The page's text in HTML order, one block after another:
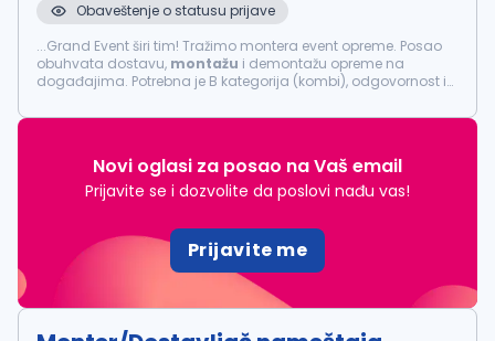
Obaveštenje o statusu prijave
...Grand Event širi tim! Tražimo montera event opreme. Posao
obuhvata dostavu, montažu i demontažu opreme na
događajima. Potrebna je B kategorija (kombi), odgovornost i
mogućnost napredovanja. ...
Novi oglasi za posao na Vaš email
Prijavite se i dozvolite da poslovi nađu vas!
Prijavite me